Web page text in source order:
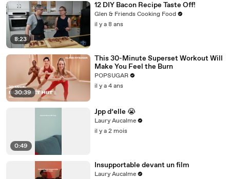
8:23
12 DIY Bacon Recipe Taste Off!
Glen & Friends Cooking Food
il y a 8 ans
30:39
This 30-Minute Superset Workout Will
Make You Feel the Burn
POPSUGAR
il y a 4 ans
0:49
Jpp d’elle 😭
Laury Aucalme
il y a 2 mois
Insupportable devant un film
Laury Aucalme